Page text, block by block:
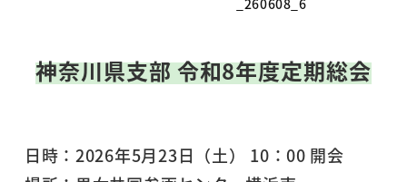
神奈川県支部令和8年度定期総会
日時：2026年5月23日（土） 10：00 開会